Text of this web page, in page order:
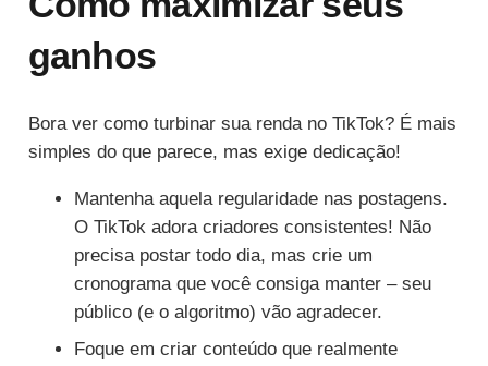
ganhos
Bora ver como turbinar sua renda no TikTok? É mais
simples do que parece, mas exige dedicação!
Mantenha aquela regularidade nas postagens.
O TikTok adora criadores consistentes! Não
precisa postar todo dia, mas crie um
cronograma que você consiga manter – seu
público (e o algoritmo) vão agradecer.
Foque em criar conteúdo que realmente